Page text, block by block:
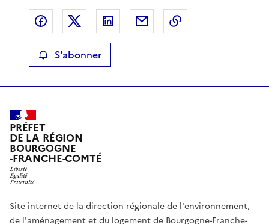
Partager sur Facebook
Partager sur XPartager sur LinkedIn
Partager par email
S'abonner
PRÉFET
DE LA RÉGION
BOURGOGNE
-FRANCHE-COMTÉ
Site internet de la direction régionale de l'environnement,
de l'aménagement et du logement de Bourgogne-Franche-